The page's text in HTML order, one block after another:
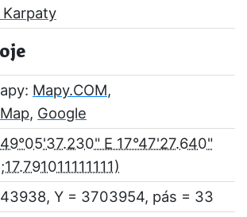
Karpaty
Mapy.COM,
, Google
E 17°47'27.640"
Y = 3703954, pás = 33